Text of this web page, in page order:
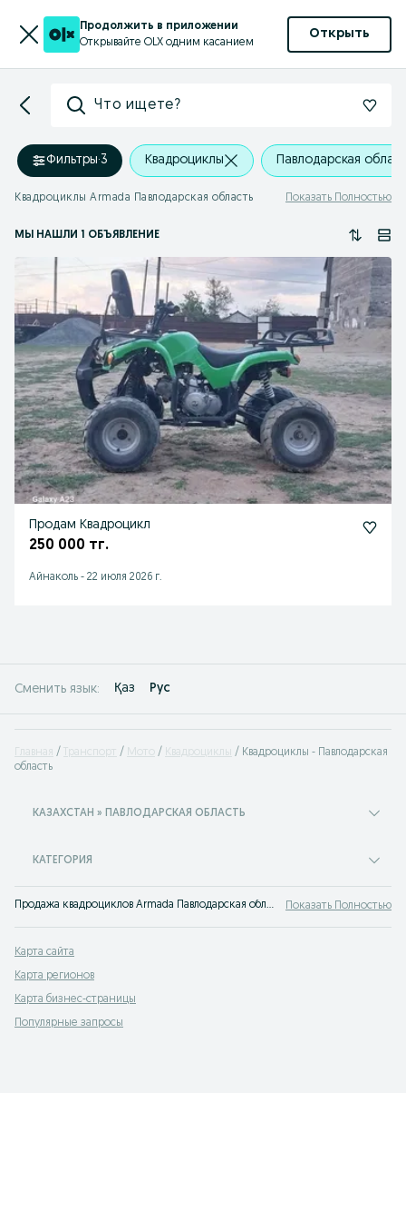
Продолжить в приложении
Открывайте OLX одним касанием
Открыть
Что ищете?
Фильтры·3 Квадроциклы Павлодарская
Квадроциклы Armada Павлодарская область Показать Полностью
МЫ НАШЛИ 1 ОБЪЯВЛЕНИЕ
Продам Квадроцикл
250 000 тг.
Айнаколь - 22 июля 2026 г.
Сменить язык: Қаз Рус
Главная Транспорт Мото Квадроциклы
Квадроциклы - Павлодарская
область
КАЗАХСТАН » ПАВЛОДАРСКАЯ ОБЛАСТЬ
КАТЕГОРИЯ
Продажа квадроциклов Armada Павлодарская область - купить б/у квадроцикл Armada на сервисе объявлений OLX. Самые выгодные предложения ждут тебя на OLX! Показать Полностью
Карта сайта
Карта регионов
Карта бизнес-страницы
Популярные запросы